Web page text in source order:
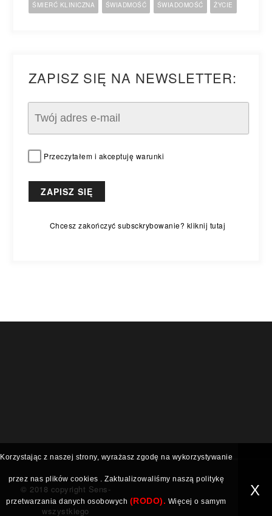
ŚMIERĆ KLINICZNA ŚWIADMOŚĆ ŚWIADOMOŚĆ ŻYCIE
ZAPISZ SIĘ NA NEWSLETTER:
Przeczytałem i akceptuję warunki
Chcesz zakończyć subsckrybowanie? kliknij tutaj
© 2018 copyright Sens-
wszystkiego
Korzystając z naszej strony, wyrażasz zgodę na wykorzystywanie
przez nas plikówcookies . Zaktualizowaliśmy naszą politykę
przetwarzania danych osobowych (RODO). Więcej o samym
X